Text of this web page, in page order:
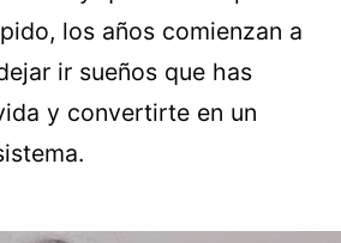
los años comienzan a
ir sueños que has
y convertirte en un